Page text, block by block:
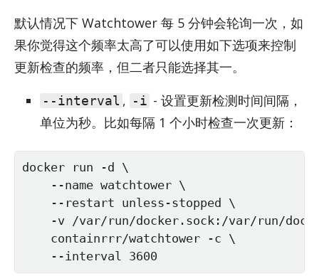
默认情况下 Watch­tower 每 5 分钟会轮询一次，如
果你觉得这个频率太高了可以使用如下选项来控制
更新检查的频率，但二者只能选择其一。
--interval , -i - 设置更新检测时间间隔，
单位为秒。比如每隔 1 个小时检查一次更新：
docker run -d \
    --name watchtower \
    --restart unless-stopped \
-v /var/run/docker.sock:/var/run/
    containrrr/watchtower -c \
    --interval 3600